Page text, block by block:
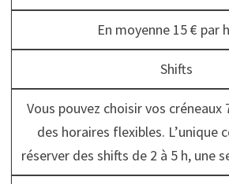
En moyenne 15 € par
Shifts
Vous pouvez choisir vos créneaux
des horaires flexibles. L’unique
réserver des shifts de 2 à 5 h, une